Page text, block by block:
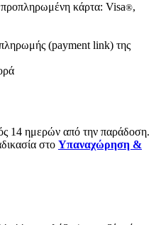
κάρτα: Visa®,
(payment link) της
14 ημερών από την παράδοση.
στο Υπαναχώρηση &